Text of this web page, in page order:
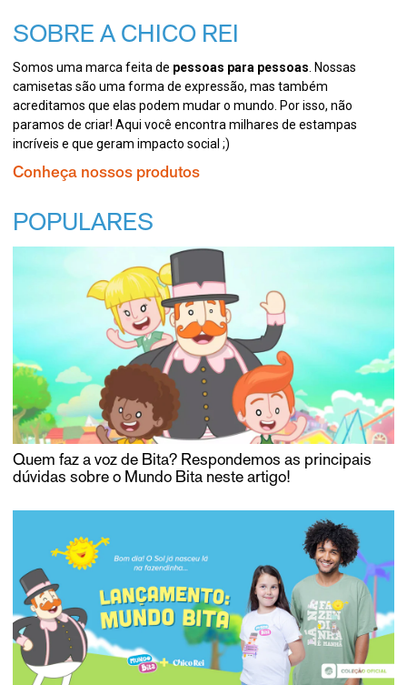
SOBRE A CHICO REI
Somos uma marca feita de pessoas para pessoas. Nossas
camisetas são uma forma de expressão, mas também
acreditamos que elas podem mudar o mundo. Por isso, não
paramos de criar! Aqui você encontra milhares de estampas
incríveis e que geram impacto social ;)
Conheça nossos produtos
POPULARES
Quem faz a voz de Bita? Respondemos as principais
dúvidas sobre o Mundo Bita neste artigo!